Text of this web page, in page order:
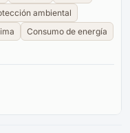
ambiental
Consumo de energía